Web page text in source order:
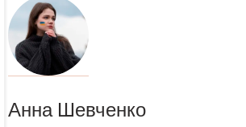
Анна Шевченко